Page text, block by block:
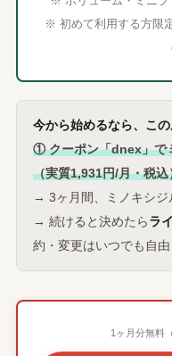
※ 初めて利用する方限
今から始めるなら、こ
① クーポン「dnex」で
（実質1,931円/月・税込
→ 3ヶ月間、ミノキシジ
→ 続けると決めたらラ
約・変更はいつでも自由
1ヶ月分無料